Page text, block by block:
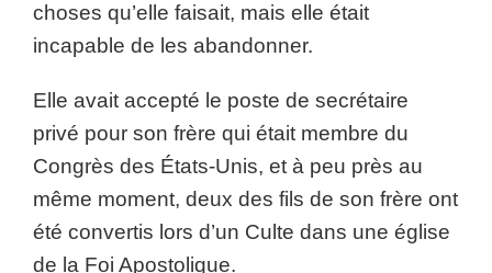
choses qu’elle faisait, mais elle était
incapable de les abandonner.
Elle avait accepté le poste de secrétaire
privé pour son frère qui était membre du
Congrès des États-Unis, et à peu près au
même moment, deux des fils de son frère ont
été convertis lors d’un Culte dans une église
de la Foi Apostolique.